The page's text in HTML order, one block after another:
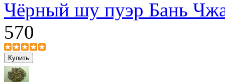
Чёрный шу пуэр Бань
570